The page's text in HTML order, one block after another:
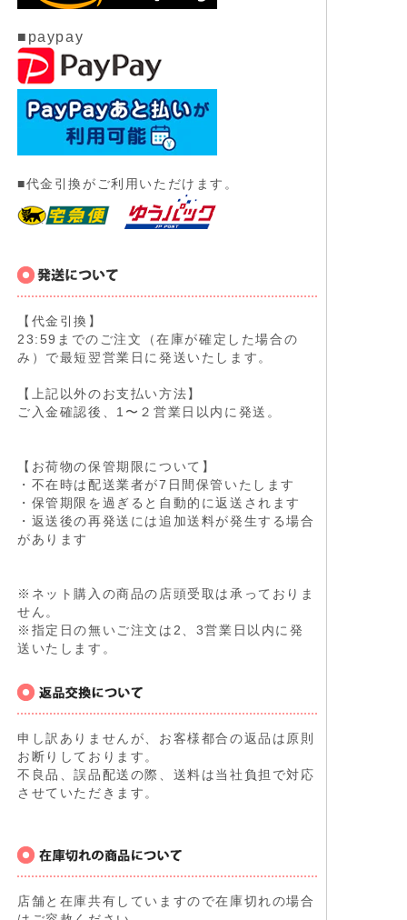
■paypay
■代金引換がご利用いただけます。
【代金引換】
23:59までのご注文（在庫が確定した場合の
み）で最短翌営業日に発送いたします。
【上記以外のお支払い方法】
ご入金確認後、1〜２営業日以内に発送。
【お荷物の保管期限について】
・不在時は配送業者が7日間保管いたします
・保管期限を過ぎると自動的に返送されます
・返送後の再発送には追加送料が発生する場合
があります
※ネット購入の商品の店頭受取は承っておりま
せん。
※指定日の無いご注文は2、3営業日以内に発
送いたします。
申し訳ありませんが、お客様都合の返品は原則
お断りしております。
不良品、誤品配送の際、送料は当社負担で対応
させていただきます。
店舗と在庫共有していますので在庫切れの場合